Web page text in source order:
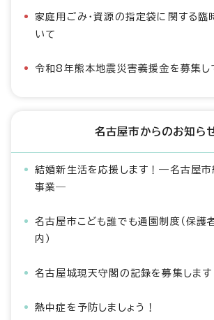
家庭用ごみ・資源の指定袋に関する臨
いて
令和8年熊本地震災害義援金を募集し
名古屋市からのお知ら
結婚新生活を応援します！―名古屋
事業―
名古屋市こども誰でも通園制度（保護
内）
名古屋城現天守閣の記録を募集します
熱中症を予防しましょう！